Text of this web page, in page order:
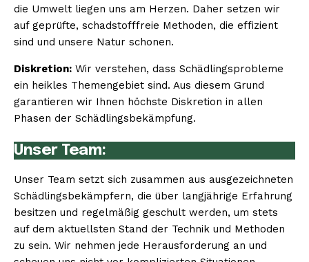
die Umwelt liegen uns am Herzen. Daher setzen wir
auf geprüfte, schadstofffreie Methoden, die effizient
sind und unsere Natur schonen.
Diskretion: Wir verstehen, dass Schädlingsprobleme
ein heikles Themengebiet sind. Aus diesem Grund
garantieren wir Ihnen höchste Diskretion in allen
Phasen der Schädlingsbekämpfung.
Unser Team:
Unser Team setzt sich zusammen aus ausgezeichneten
Schädlingsbekämpfern, die über langjährige Erfahrung
besitzen und regelmäßig geschult werden, um stets
auf dem aktuellsten Stand der Technik und Methoden
zu sein. Wir nehmen jede Herausforderung an und